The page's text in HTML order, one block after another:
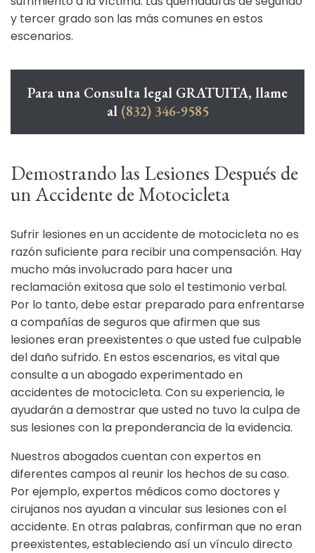
y tercer grado son las más comunes en estos
escenarios.
Para una Consulta legal GRATUITA, llame
al (832) 346-9585
Demostrando las Lesiones Después de
un Accidente de Motocicleta
Sufrir lesiones en un accidente de motocicleta no es
razón suficiente para recibir una compensación. Hay
mucho más involucrado para hacer una
reclamación exitosa que solo el testimonio verbal.
Por lo tanto, debe estar preparado para enfrentarse
a compañías de seguros que afirmen que sus
lesiones eran preexistentes o que usted fue culpable
del daño sufrido. En estos escenarios, es vital que
consulte a un abogado experimentado en
accidentes de motocicleta. Con su experiencia, le
ayudarán a demostrar que usted no tuvo la culpa de
sus lesiones con la preponderancia de la evidencia.
Nuestros abogados cuentan con expertos en
diferentes campos al reunir los hechos de su caso.
Por ejemplo, expertos médicos como doctores y
cirujanos nos ayudan a vincular sus lesiones con el
accidente. En otras palabras, confirman que no eran
preexistentes, estableciendo así un vínculo directo